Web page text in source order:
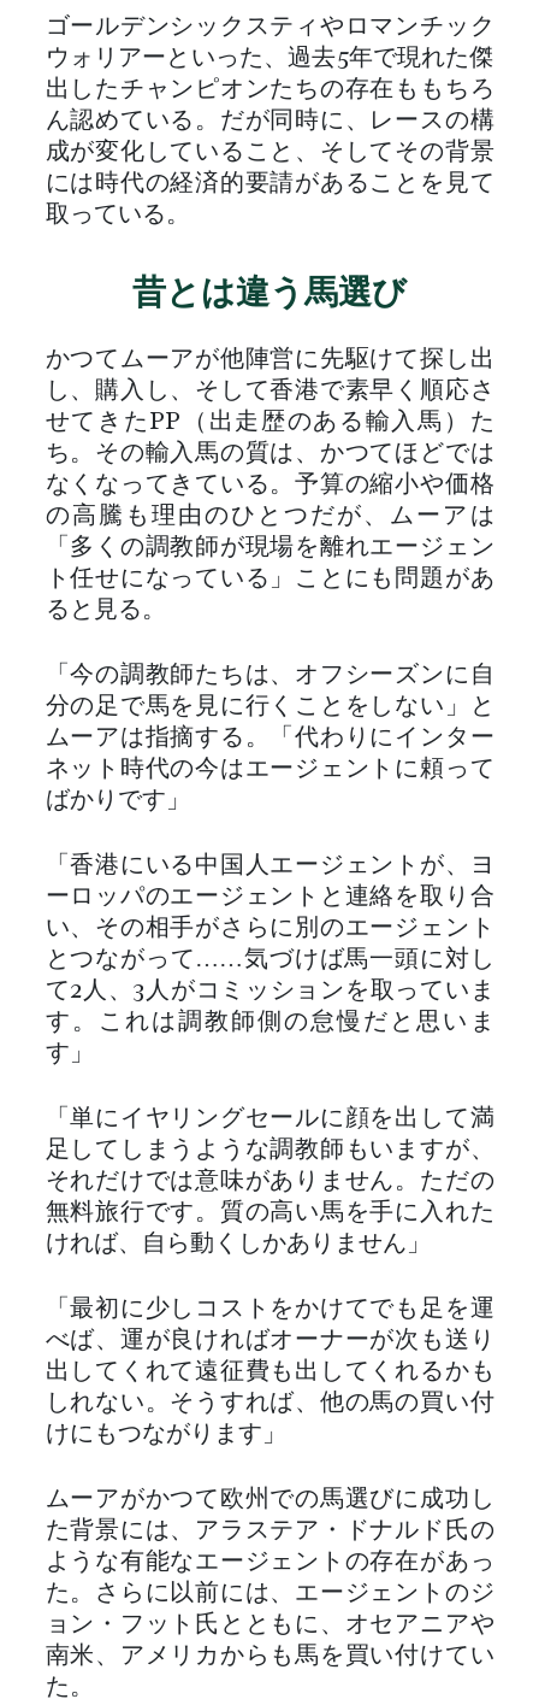
ゴールデンシックスティやロマンチック
ウォリアーといった、過去5年で現れた傑
出したチャンピオンたちの存在ももちろ
ん認めている。だが同時に、レースの構
成が変化していること、そしてその背景
には時代の経済的要請があることを見て
取っている。
昔とは違う馬選び
かつてムーアが他陣営に先駆けて探し出
し、購入し、そして香港で素早く順応さ
せてきたPP（出走歴のある輸入馬）た
ち。その輸入馬の質は、かつてほどでは
なくなってきている。予算の縮小や価格
の高騰も理由のひとつだが、ムーアは
「多くの調教師が現場を離れエージェン
ト任せになっている」ことにも問題があ
ると見る。
「今の調教師たちは、オフシーズンに自
分の足で馬を見に行くことをしない」と
ムーアは指摘する。「代わりにインター
ネット時代の今はエージェントに頼って
ばかりです」
「香港にいる中国人エージェントが、ヨ
ーロッパのエージェントと連絡を取り合
い、その相手がさらに別のエージェント
とつながって……気づけば馬一頭に対し
て2人、3人がコミッションを取っていま
す。これは調教師側の怠慢だと思いま
す」
「単にイヤリングセールに顔を出して満
足してしまうような調教師もいますが、
それだけでは意味がありません。ただの
無料旅行です。質の高い馬を手に入れた
ければ、自ら動くしかありません」
「最初に少しコストをかけてでも足を運
べば、運が良ければオーナーが次も送り
出してくれて遠征費も出してくれるかも
しれない。そうすれば、他の馬の買い付
けにもつながります」
ムーアがかつて欧州での馬選びに成功し
た背景には、アラステア・ドナルド氏の
ような有能なエージェントの存在があっ
た。さらに以前には、エージェントのジ
ョン・フット氏とともに、オセアニアや
南米、アメリカからも馬を買い付けてい
た。